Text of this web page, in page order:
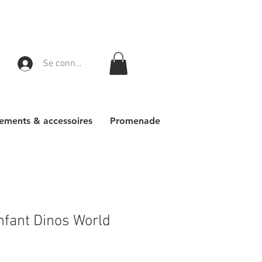
Se connecter
& accessoires Promenade
Dinos World